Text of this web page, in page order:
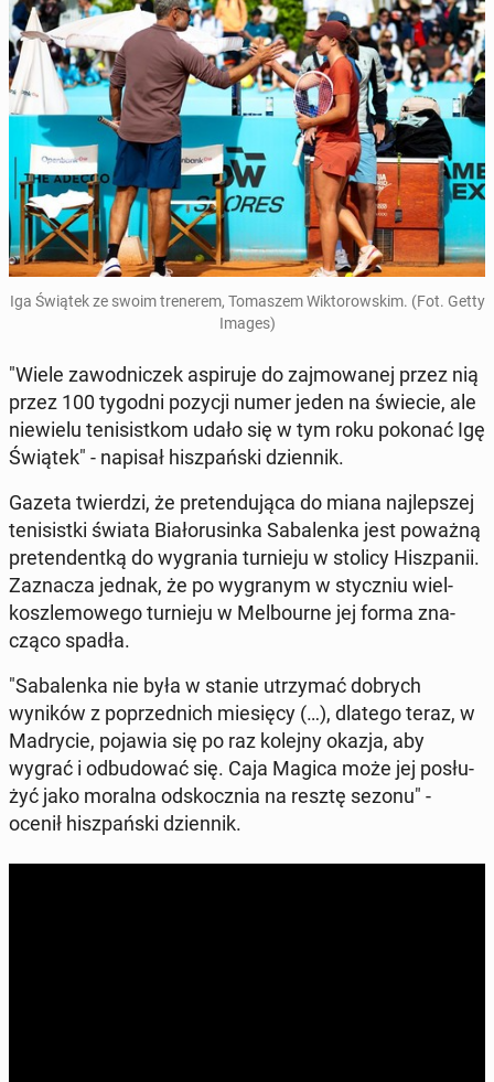
Iga Świątek ze swoim tre­ne­rem, To­ma­szem Wik­to­row­skim. (Fot. Getty
Images)
"Wiele za­wod­ni­czek aspi­ru­je do zaj­mo­wa­nej przez nią
przez 100 tygodni pozycji numer jeden na świecie, ale
nie­wie­lu te­ni­sist­kom udało się w tym roku pokonać Igę
Świątek" - napisał hisz­pań­ski dzien­nik.
Gazeta twier­dzi, że pre­ten­du­ją­ca do miana naj­lep­szej
te­ni­sist­ki świata Bia­ło­ru­sin­ka Sa­ba­len­ka jest poważną
pre­ten­dent­ką do wy­gra­nia tur­nie­ju w stolicy Hisz­pa­nii.
Za­zna­cza jednak, że po wy­gra­nym w stycz­niu wiel­
kosz­le­mo­we­go tur­nie­ju w Mel­bo­ur­ne jej forma zna­
czą­co spadła.
"Sa­ba­len­ka nie była w stanie utrzy­mać dobrych
wyników z po­przed­nich mie­się­cy (…), dlatego teraz, w
Ma­dry­cie, pojawia się po raz kolejny okazja, aby
wygrać i od­bu­do­wać się. Caja Magica może jej po­słu­
żyć jako moralna od­skocz­nia na resztę sezonu" -
ocenił hisz­pań­ski dzien­nik.